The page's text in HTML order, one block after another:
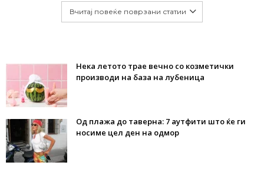
Вчитај повеќе поврзани статии
Нека летото трае вечно со козметички
производи на база на лубеница
Од плажа до таверна: 7 аутфити што ќе ги
носиме цел ден на одмор